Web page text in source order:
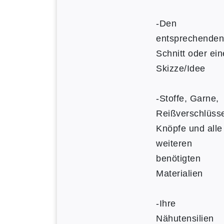
-Den
entsprechenden
Schnitt oder
Skizze/Idee
-Stoffe, Garne,
Knöpfe und alle
weiteren
benötigten
Materialien
-Ihre
Nähutensilien